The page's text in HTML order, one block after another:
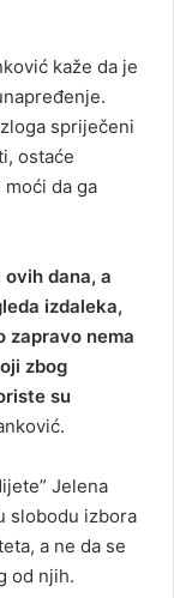
kaže da je
spriječeni
ostaće
da ga
dana, a
izdaleka,
zapravo nema
zbog
su
Jelena
slobodu izbora
a ne da se
od njih.